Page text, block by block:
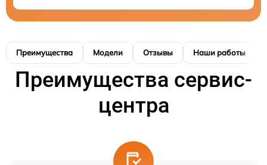
Преимущества Модели Отзывы Наши работы
Преимущества сервис-
центра